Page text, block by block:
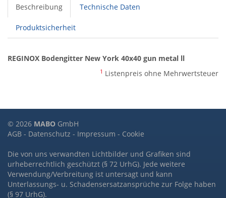
Beschreibung Technische Daten
Produktsicherheit
REGINOX Bodengitter New York 40x40 gun metal ll
1 Listenpreis ohne Mehrwertsteuer
© 2026 MABO GmbH
AGB - Datenschutz - Impressum - Cookie
Die von uns verwandten Lichtbilder und Grafiken sind
urheberrechtlich geschützt (§ 72 UrhG). Jede weitere
Verwendung/Verbreitung ist untersagt und kann
Unterlassungs- u. Schadensersatzansprüche zur Folge haben
(§ 97 UrhG).